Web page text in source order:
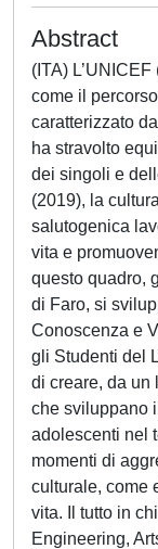
Abstract
(ITA)
come il
caratterizzato
ha stravolto
dei singoli e
(2019), la
salutogenica
vita e
questo quadro,
di Faro, si
Conoscenza e
gli Studenti del
di creare, da un
che sviluppano
adolescenti nel
momenti di
culturale, come
vita. Il tutto in
Engineering,